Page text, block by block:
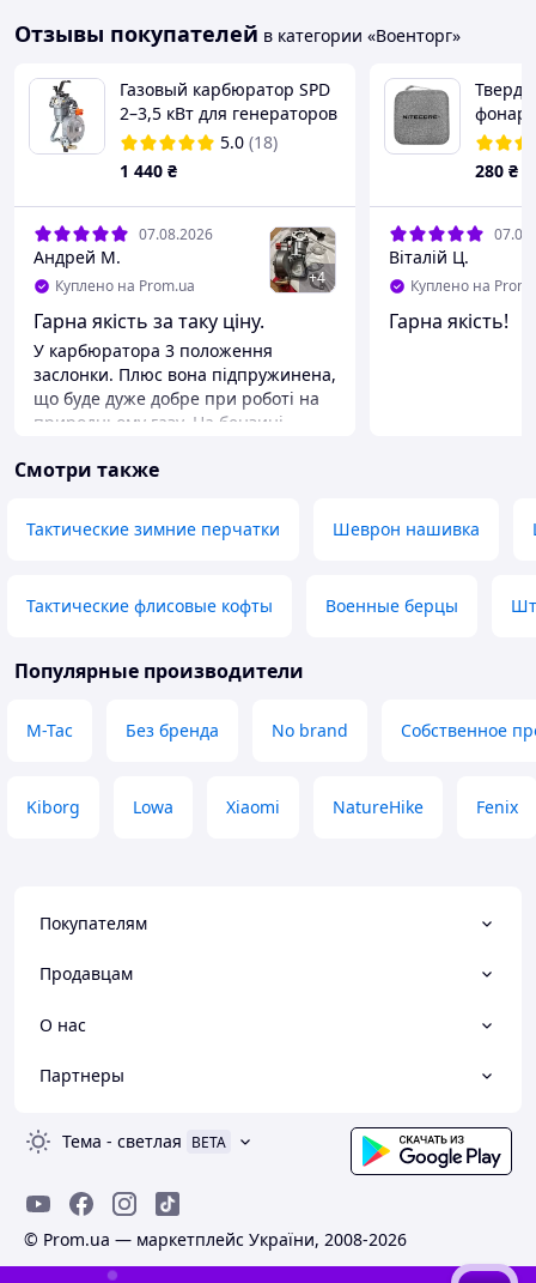
Отзывы покупателей в категории «Военторг»
Газовый карбюратор SPD
2–3,5 кВт для генераторов
168F/170F (баллонный и
природный газ)
5.0 (18)
1 440 ₴
07.08.2026
Андрей М.
Куплено на Prom.ua +4
Гарна якість за таку ціну.
У карбюратора 3 положення
заслонки. Плюс вона підпружинена,
що буде дуже добре при роботі на
природньому газу. На бензині
підключав(ще обкатка ). Генератор
Преимущества
Найкраща модель для мого
Недостатки
280 ₴
Віталій Ц.
Куплено на
Гарна якість!
Смотри также
Тактические зимние перчатки Шеврон нашивка
Тактические флисовые кофты Военные берцы
Популярные производители
M-Tac Без бренда No brand Собственное
Kiborg Lowa Xiaomi NatureHike Fenix
Покупателям
Продавцам
О нас
Партнеры
Тема - светлая BETA
© Prom.ua — маркетплейс України, 2008-2026